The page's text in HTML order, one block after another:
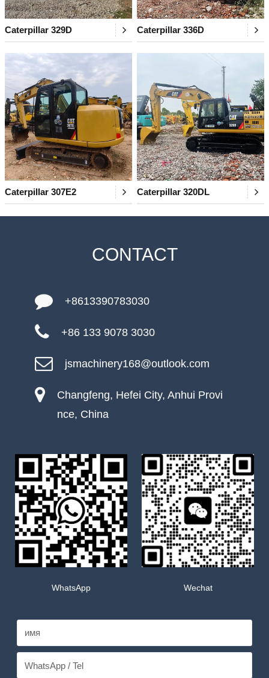
Caterpillar 329D Caterpillar 336D
Caterpillar 307E2 Caterpillar 320DL
CONTACT
+8613390783030
+86 133 9078 3030
jsmachinery168@outlook.com
Changfeng, Hefei City, Anhui Provi
nce, China
WhatsApp Wechat